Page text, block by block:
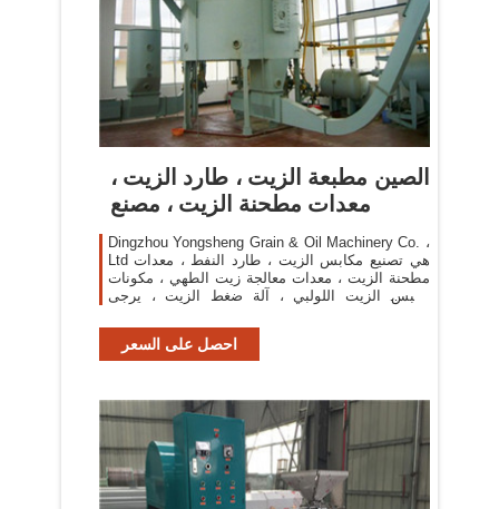
الصين مطبعة الزيت ، طارد الزيت ،
معدات مطحنة الزيت ، مصنع
Dingzhou Yongsheng Grain & Oil Machinery Co. ،
Ltd هي تصنيع مكابس الزيت ، طارد النفط ، معدات
مطحنة الزيت ، معدات معالجة زيت الطهي ، مكونات
مكبس الزيت اللولبي ، آلة ضغط الزيت ، يرجى
احصل على السعر